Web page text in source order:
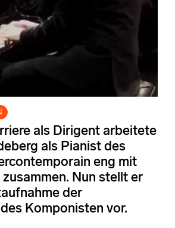
als Dirigent arbeitete
als Pianist des
eng mit
Nun stellt er
der
Komponisten vor.